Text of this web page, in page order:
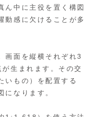
ん中に主役を置く構図
動感に欠けることが多
画面を縦横それぞれ3
生まれます。その交
いもの）を配置する
になります。